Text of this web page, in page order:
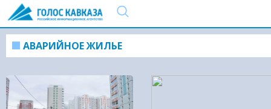
АВАРИЙНОЕ ЖИЛЬЕ